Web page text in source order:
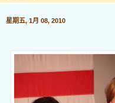
星期五, 1月 08, 2010